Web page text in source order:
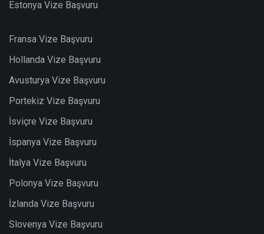
Estonya Vize Başvuru
Fransa Vize Başvuru
Hollanda Vize Başvuru
Avusturya Vize Başvuru
Portekiz Vize Başvuru
İsviçre Vize Başvuru
İspanya Vize Başvuru
İtalya Vize Başvuru
Polonya Vize Başvuru
İzlanda Vize Başvuru
Slovenya Vize Başvuru